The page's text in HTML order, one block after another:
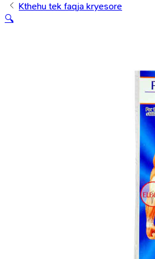
Kthehu tek faqja kryesore
🔍